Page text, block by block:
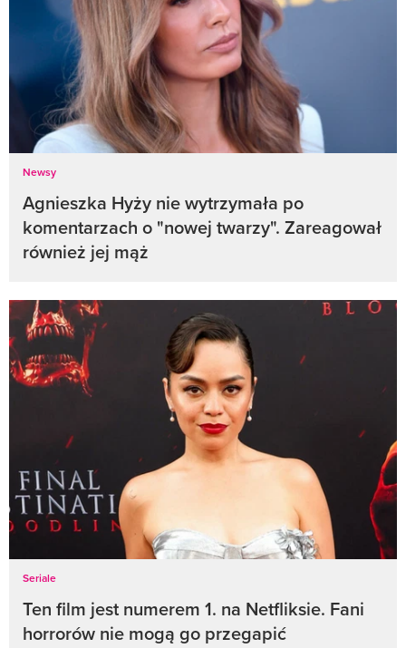
Newsy
Agnieszka Hyży nie wytrzymała po
komentarzach o "nowej twarzy". Zareagował
również jej mąż
Seriale
Ten film jest numerem 1. na Netfliksie. Fani
horrorów nie mogą go przegapić